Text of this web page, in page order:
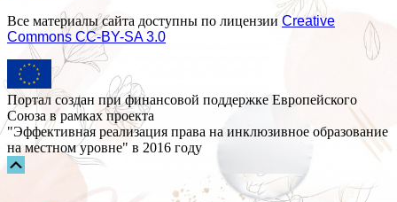
Все материалы сайта доступны по лицензии Creative
Commons СС-BY-SA 3.0
Портал создан при финансовой поддержке Европейского
Союза в рамках проекта
"Эффективная реализация права на инклюзивное образование
на местном уровне" в 2016 году
Прокрутка